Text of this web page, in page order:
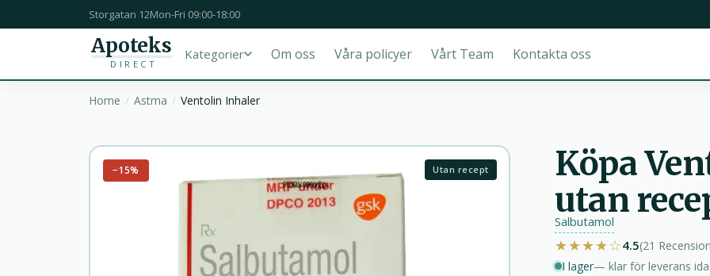
Storgatan 12Mon-Fri 09:00-18:00
Apoteks
DIRECT
Kategorier Om oss Våra policyer Vårt Team Kontakta oss
Home Astma Ventolin Inhaler
−15% Utan recept
Köpa
utan
Salbutamol
★★★★☆4.5(21
I lager— klar för leverans